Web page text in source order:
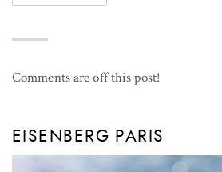
Comments are off this post!
EISENBERG PARIS